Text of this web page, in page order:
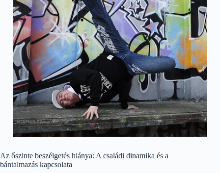
Az őszinte beszélgetés hiánya: A családi dinamika és a
bántalmazás kapcsolata